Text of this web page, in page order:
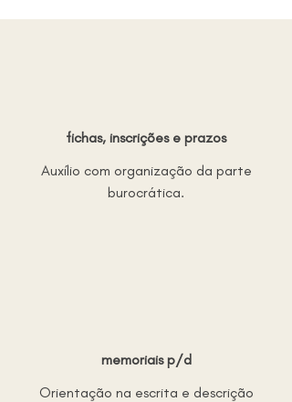
fichas, inscrições e prazos
Auxílio com organização da parte
burocrática.
memoriaisp/d
Orientação na escrita e descrição